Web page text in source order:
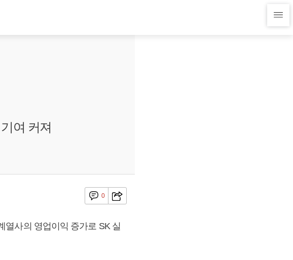
여 커져
0
열사의 영업이익 증가로 SK 실